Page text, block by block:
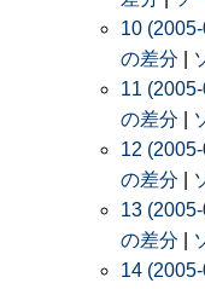
10
の差分
11
の差分
12
の差分
13
の差分
14